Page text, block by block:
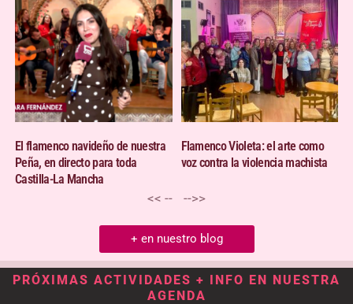
El flamenco navideño de nuestra
Peña, en directo para toda
Castilla-La Mancha
Flamenco Violeta: el arte como
voz contra la violencia machista
<< -- -->>
+ en nuestro blog
PRÓXIMAS ACTIVIDADES + INFO EN NUESTRA
AGENDA